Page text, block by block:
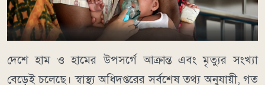
দেশে হাম ও হামের উপসর্গে আক্রান্ত এবং মৃত্যুর সংখ্যা
বেড়েই চলেছে। স্বাস্থ্য অধিদপ্তরের সর্বশেষ তথ্য অনুযায়ী, গত